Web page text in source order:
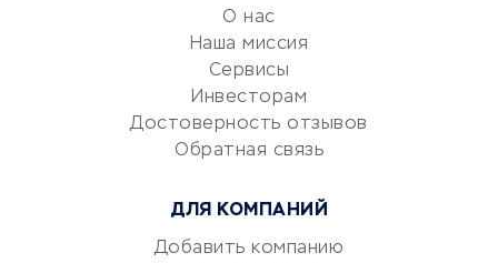
документооборот
Юридические компании
Аудиторские компании
Бухгалтерия онлайн
О нас
Наша миссия
Сервисы
Инвесторам
Достоверность отзывов
Обратная связь
ДЛЯ КОМПАНИЙ
Добавить компанию